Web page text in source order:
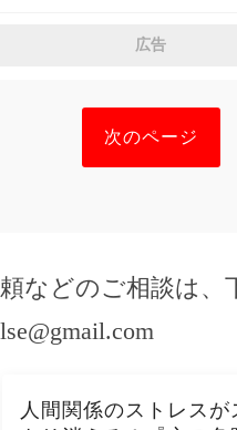
広告
次のページ
頼などのご相談は
人間関係のストレスが